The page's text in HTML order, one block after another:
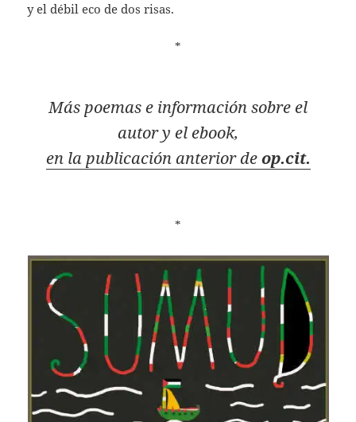
y el débil eco de dos risas.
*
Más poemas e información sobre el
autor y el ebook,
en la publicación anterior deop.cit.
*